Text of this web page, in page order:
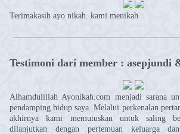
Terimakasih ayo nikah. kami menikah
Testimoni dari member : asepjundi
Alhamdulillah Ayonikah.com menjadi sarana
pendamping hidup saya. Melalui perkenalan
akhirnya kami memutuskan untuk saling
dilanjutkan dengan pertemuan keluarga